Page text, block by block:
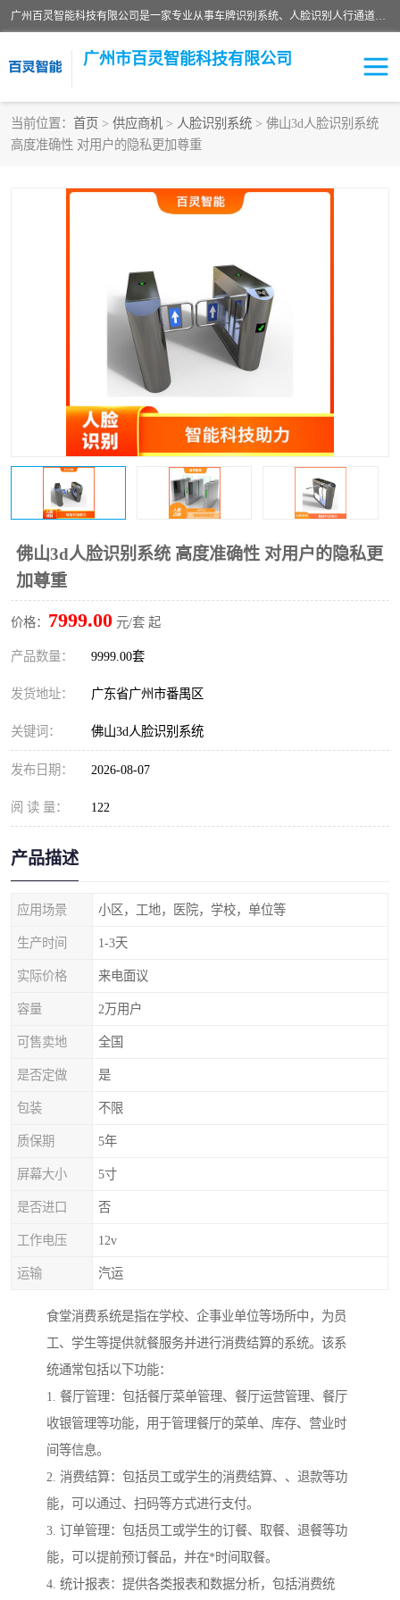
广州百灵智能科技有限公司是一家专业从事车牌识别系统、人脸识别人行通道、安防监控交通设施、停车场智能管理系统、停车场云平台、车牌识别一体机、自动道闸、通道设备、交通设施及交通划线等产品研发、生产和销售的高新技术企业。
广州市百灵智能科技有限公司
当前位置： 首页 > 供应商机 > 人脸识别系统 > 佛山3d人脸识别系统
高度准确性 对用户的隐私更加尊重
佛山3d人脸识别系统 高度准确性 对用户的隐私更
加尊重
价格： 7999.00 元/套 起
产品数量： 9999.00套
发货地址： 广东省广州市番禺区
关键词： 佛山3d人脸识别系统
发布日期： 2026-08-07
阅 读 量： 122
产品描述
应用场景 小区，工地，医院，学校，单位等
生产时间 1-3天
实际价格 来电面议
容量 2万用户
可售卖地 全国
是否定做 是
包装 不限
质保期 5年
屏幕大小 5寸
是否进口 否
工作电压 12v
运输 汽运
食堂消费系统是指在学校、企事业单位等场所中，为员
工、学生等提供就餐服务并进行消费结算的系统。该系
统通常包括以下功能：
1. 餐厅管理：包括餐厅菜单管理、餐厅运营管理、餐厅
收银管理等功能，用于管理餐厅的菜单、库存、营业时
间等信息。
2. 消费结算：包括员工或学生的消费结算、、退款等功
能，可以通过、扫码等方式进行支付。
3. 订单管理：包括员工或学生的订餐、取餐、退餐等功
能，可以提前预订餐品，并在*时间取餐。
4. 统计报表：提供各类报表和数据分析，包括消费统
安防监控红外报警系统
人脸识别系统